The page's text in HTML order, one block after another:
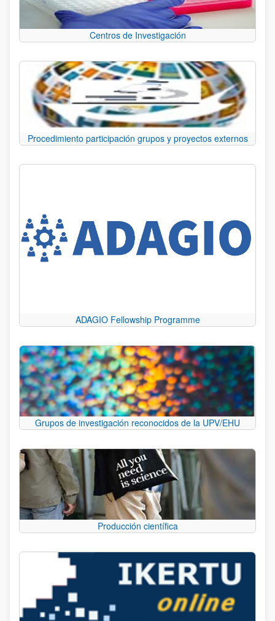
Centros de Investigación
Procedimiento participación grupos y proyectos externos
ADAGIO Fellowship Programme
Grupos de investigación reconocidos de la UPV/EHU
Producción científica